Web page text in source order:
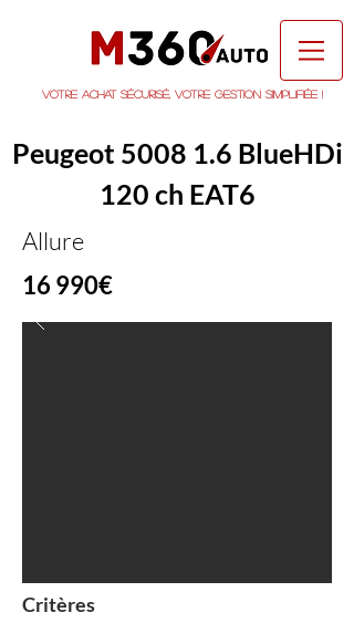
Votre achat sécurisé, votre gestion simplifiée !
Peugeot 5008 1.6 BlueHDi
120 ch EAT6
Allure
16 990€
Critères